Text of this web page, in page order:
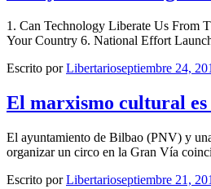
1. Can Technology Liberate Us From
Your Country 6. National Effort
Escrito porLibertarioseptiembre 24,
El marxismo cultural
El ayuntamiento de Bilbao (PNV) y
organizar un circo en la Gran Vía
Escrito porLibertarioseptiembre 21,